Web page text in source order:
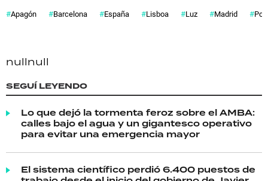
Apagón Barcelona España Lisboa Luz Madrid
nullnull
SEGUÍ LEYENDO
Lo que dejó la tormenta feroz sobre el AMBA:
calles bajo el agua y un gigantesco operativo
para evitar una emergencia mayor
El sistema científico perdió 6.400 puestos de